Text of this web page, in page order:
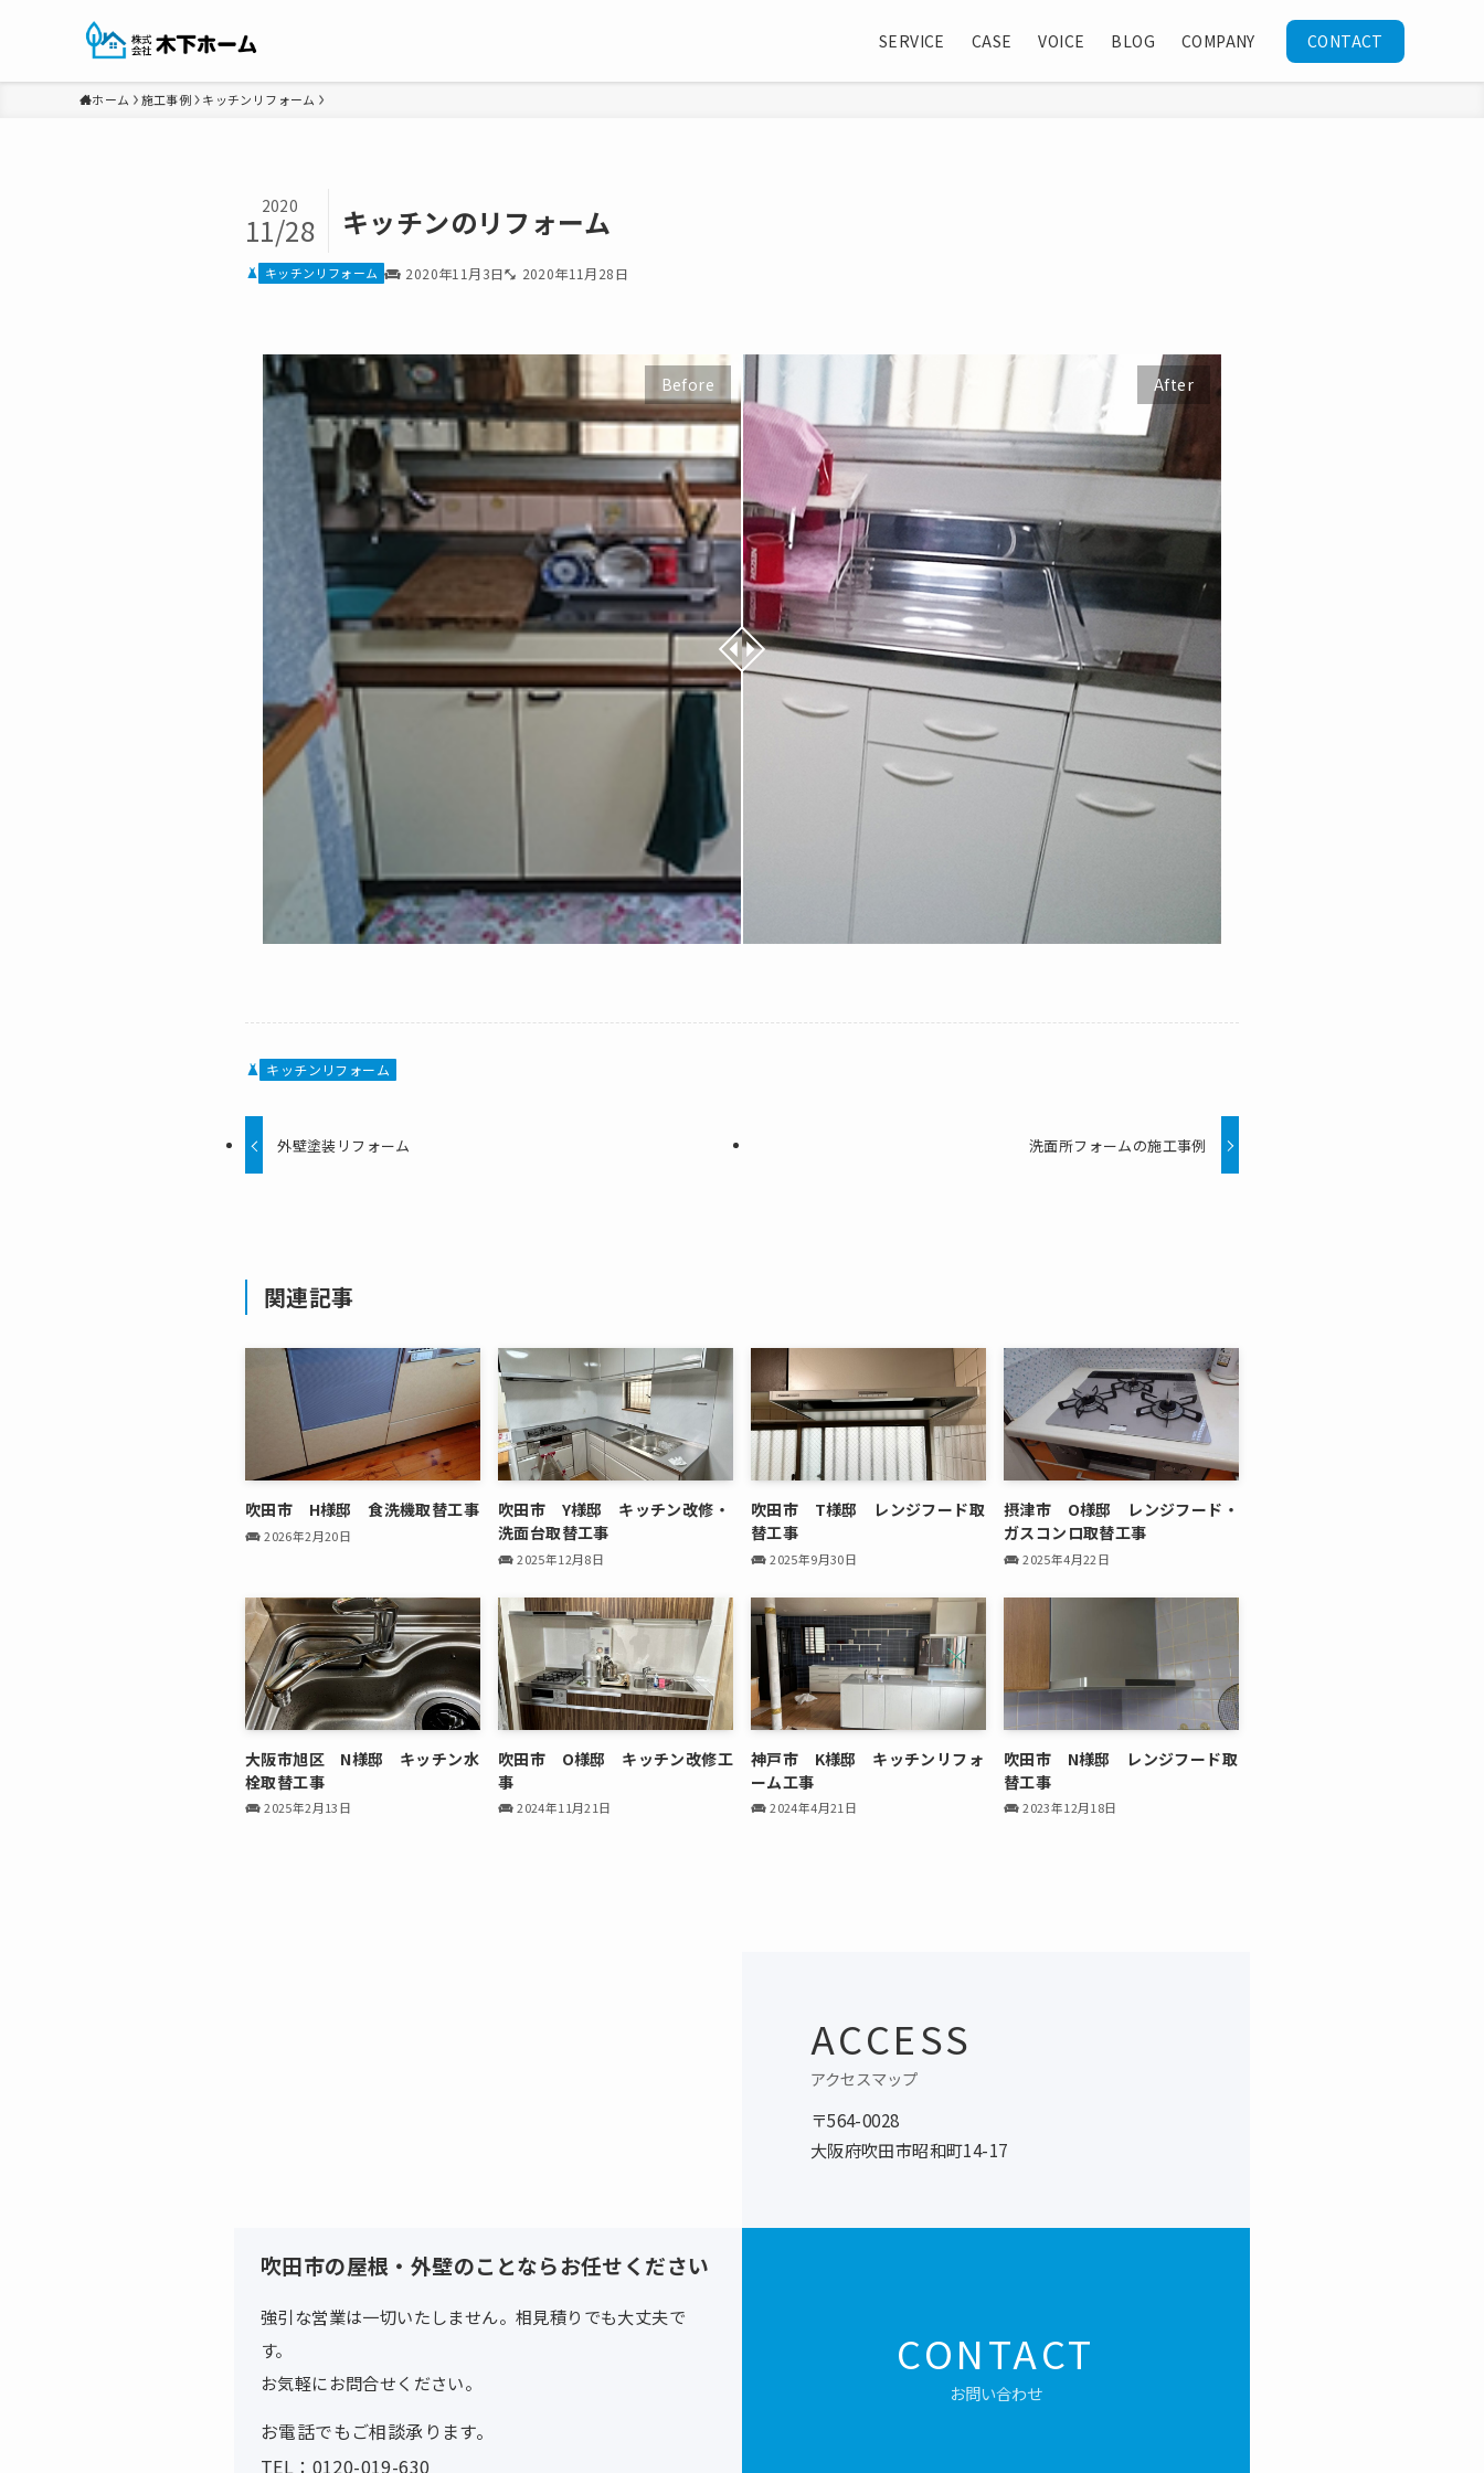
SERVICE CASE VOICE BLOG COMPANY CONTACT
ホーム 施工事例 キッチンリフォーム
キッチンのリフォーム
2020
11/28
キッチンリフォーム 2020年11月3日 2020年11月28日
After
Before
キッチンリフォーム
外壁塗装リフォーム 洗面所フォームの施工事例
関連記事
吹田市 H様邸 食洗機取替工事
2026年2月20日
吹田市 Y様邸 キッチン改修・
洗面台取替工事
2025年12月8日
吹田市 T様邸 レンジフード取
替工事
2025年9月30日
摂津市 O様邸 レンジフード・
ガスコンロ取替工事
2025年4月22日
大阪市旭区 N様邸 キッチン水
栓取替工事
2025年2月13日
吹田市 O様邸 キッチン改修工
事
2024年11月21日
神戸市 K様邸 キッチンリフォ
ーム工事
2024年4月21日
吹田市 N様邸 レンジフード取
替工事
2023年12月18日
ACCESS
アクセスマップ
〒564-0028
大阪府吹田市昭和町14-17
吹田市の屋根・外壁のことならお任せください
強引な営業は一切いたしません。相見積りでも大丈夫で
す。
お気軽にお問合せください。
お電話でもご相談承ります。
TEL：0120-019-630
CONTACT
お問い合わせ